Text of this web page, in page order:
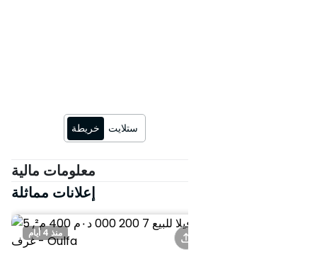
خريطة ستلايت
معلومات مالية
إعلانات مماثلة
منذ 4 أيام